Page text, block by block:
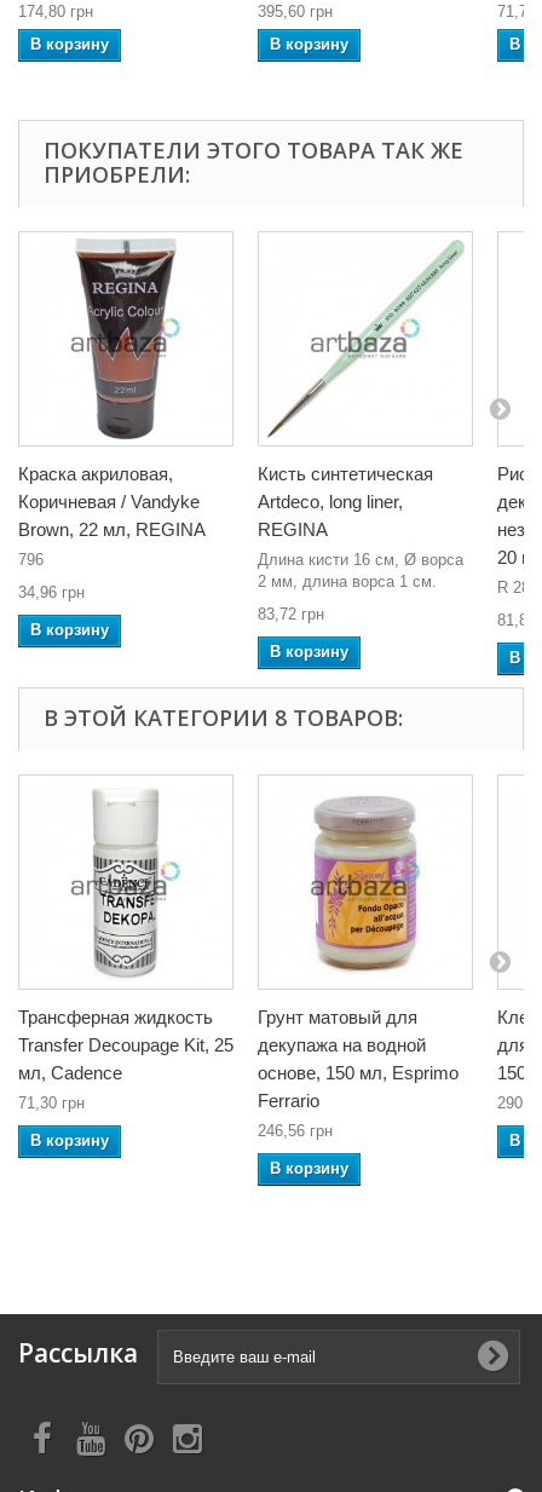
174,80 грн
В корзину
395,60 грн
В корзину
71,76
В
ПОКУПАТЕЛИ ЭТОГО ТОВАРА ТАК ЖЕ
ПРИОБРЕЛИ:
Краска акриловая,
Коричневая / Vandyke
Brown, 22 мл, REGINA
796
34,96 грн
В корзину
Кисть синтетическая
Artdeco, long liner,
REGINA
Длина кисти 16 см, Ø ворса
2 мм, длина ворса 1 см.
83,72 грн
В корзину
20 г/
R 289
81,88
В
В ЭТОЙ КАТЕГОРИИ 8 ТОВАРОВ:
Трансферная жидкость
Transfer Decoupage Kit, 25
мл, Cadence
71,30 грн
В корзину
Грунт матовый для
декупажа на водной
основе, 150 мл, Esprimo
Ferrario
246,56 грн
В корзину
для
150
В
Рассылка